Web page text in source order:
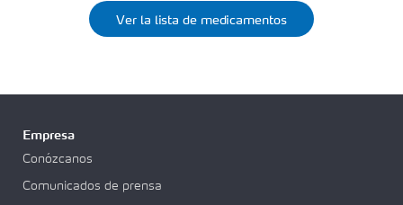
Ver la lista de medicamentos
Empresa
Conózcanos
Comunicados de prensa